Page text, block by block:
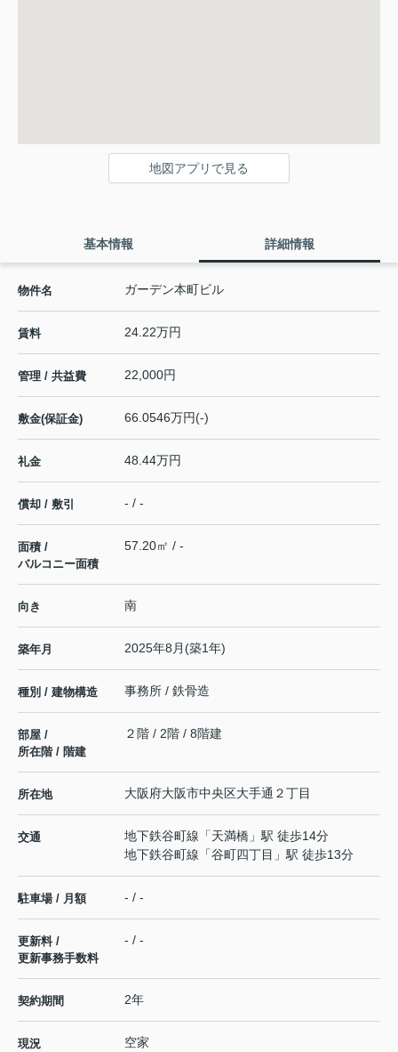
地図アプリで見る
基本情報 詳細情報
物件名 ガーデン本町ビル
賃料 24.22万円
管理 / 共益費 22,000円
敷金(保証金) 66.0546万円(-)
礼金 48.44万円
償却 / 敷引 - / -
面積 /
バルコニー面積
57.20㎡ / -
向き 南
築年月 2025年8月(築1年)
種別 / 建物構造 事務所 / 鉄骨造
部屋 /
所在階 / 階建
２階 / 2階 / 8階建
所在地 大阪府大阪市中央区大手通 ２丁目
交通 地下鉄谷町線 「天満橋 」駅 徒歩14分
地下鉄谷町線 「谷町四丁目 」駅 徒歩13分
駐車場 / 月額 - / -
更新料 /
更新事務手数料
- / -
契約期間 2年
現況 空家